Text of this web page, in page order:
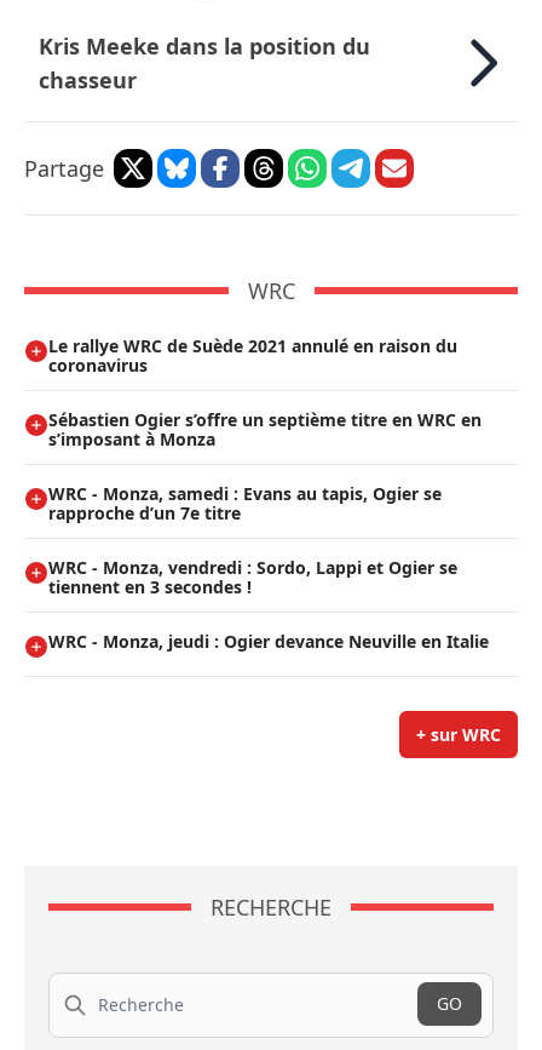
Kris Meeke dans la position du
chasseur
Partage
WRC
Le rallye WRC de Suède 2021 annulé en raison du
coronavirus
Sébastien Ogier s’offre un septième titre en WRC en
s’imposant à Monza
WRC - Monza, samedi : Evans au tapis, Ogier se
rapproche d’un 7e titre
WRC - Monza, vendredi : Sordo, Lappi et Ogier se
tiennent en 3 secondes !
WRC - Monza, jeudi : Ogier devance Neuville en Italie
+ sur WRC
RECHERCHE
Recherche
GO